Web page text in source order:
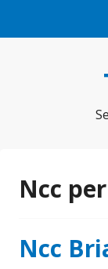
Ncc
Ncc